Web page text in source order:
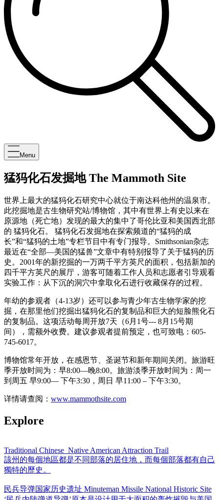
Menu
猛犸化石发掘地 The Mammoth Site
世界上最大的猛犸化石研究中心就位于南达科他州的温泉市。
此挖掘地是古生物研究站/博物馆，其中有世界上有史以来在
原源地（死亡地）发现的最大的集中了哥伦比亚和美国西北部
的 猛犸化石。 猛犸化石发掘地在探索频道的“猛犸的成
长”和“猛犸的土地”专栏节目中有专门报导。Smithsonian杂志
最近在“全部—美国的猛兽”文章中有特别报导了关于猛犸的历
史。2001年的新挖掘的一万两千平方英尺的面积，包括新加的
四千平方英尺的展厅，游客可随着工作人员和志愿者引导观看
实验工作：从下沉的洞穴中拿取化石进行收藏保存的过程。
年幼的参观者（4-13岁）还可以参与青少年古生物学家的挖
掘，在那里他们挖掘出猛犸化石的复制品和巨大的短脸熊化石
的复制品。这项活动每周开放7天（6月1号--- 8月15号期
间），需额外收费。建议参观者提前预定，也可致电：605-
745-6017。
博物馆常年开放，在感恩节、圣诞节和新年期间关闭。旅游旺
季开放时间为：早8:00—晚8:00。旅游淡季开放时间为：周一
到周五 早9:00— 下午3:30，周日 早11:00 – 下午3:30。
详情请查阅： www.mammothsite.com
Explore
Traditional Chinese_Native American Attraction Trail
該州的每個地區都是不同部落的居住地，而每個部落都有自己
獨特的歷史。
民兵导弹国家历史遗址 Minuteman Missile National Historic Site